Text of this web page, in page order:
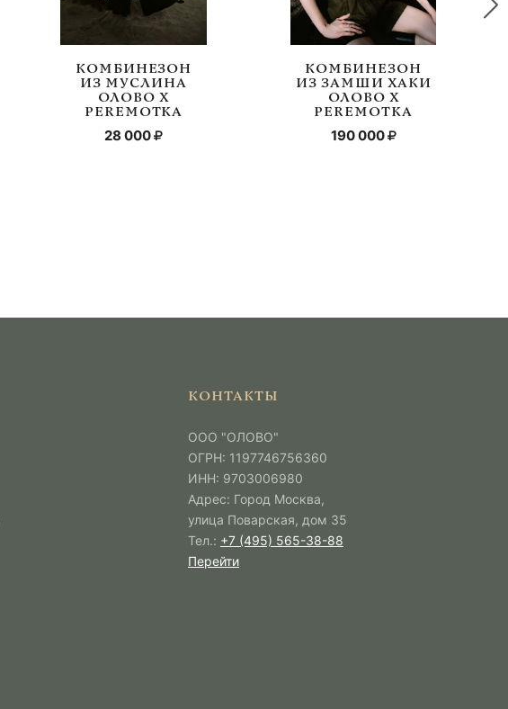
КОМБИНЕЗОН
ИЗ МУСЛИНА
ОЛОВО Х
PEREMOTKA
28 000
КОМБИНЕЗОН
ИЗ ЗАМШИ ХАКИ
ОЛОВО Х
PEREMOTKA
190 000
КОНТАКТЫ
ООО "ОЛОВО"
ОГРН: 1197746756360
ИНН: 9703006980
Адрес: Город Москва,
улица Поварская, дом 35
Тел.: +7 (495) 565-38-88
Перейти